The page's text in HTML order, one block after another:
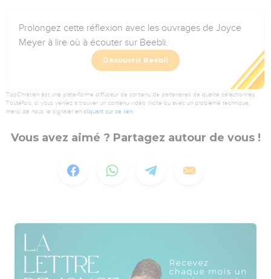
Prolongez cette réflexion avec les ouvrages de Joyce
Meyer à lire où à écouter sur Beebli.
Découvrir Beebli
TopChrétien est une plate-forme diffuseur de contenu de partenaires de qualité sélectionnés.
Toutefois, si vous veniez à trouver un contenu vidéo illicite ou avec un problème technique,
merci de nous le signaler en cliquant sur ce lien.
Vous avez aimé ? Partagez autour de vous !